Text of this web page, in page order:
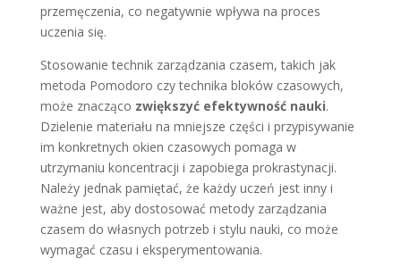
przemęczenia, co negatywnie wpływa na proces
uczenia się.
Stosowanie technik zarządzania czasem, takich jak
metoda Pomodoro czy technika bloków czasowych,
może znacząco zwiększyć efektywność nauki.
Dzielenie materiału na mniejsze części i przypisywanie
im konkretnych okien czasowych pomaga w
utrzymaniu koncentracji i zapobiega prokrastynacji.
Należy jednak pamiętać, że każdy uczeń jest inny i
ważne jest, aby dostosować metody zarządzania
czasem do własnych potrzeb i stylu nauki, co może
wymagać czasu i eksperymentowania.